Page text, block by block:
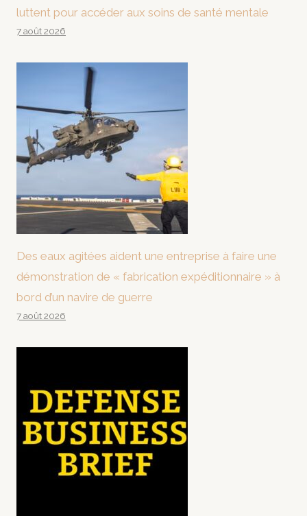
luttent pour accéder aux soins de santé mentale
7 août 2026
Des eaux agitées aident une entreprise à faire une
démonstration de « fabrication expéditionnaire » à
bord d’un navire de guerre
7 août 2026